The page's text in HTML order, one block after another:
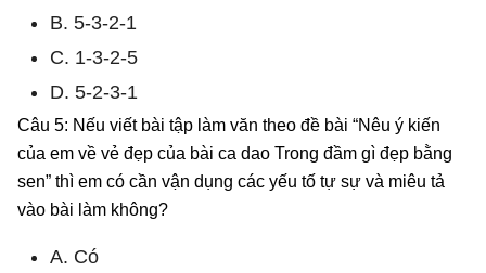
B. 5-3-2-1
C. 1-3-2-5
D. 5-2-3-1
Câu 5: Nếu viết bài tập làm văn theo đề bài “Nêu ý kiến
của em về vẻ đẹp của bài ca dao Trong đầm gì đẹp bằng
sen” thì em có cần vận dụng các yếu tố tự sự và miêu tả
vào bài làm không?
A. Có